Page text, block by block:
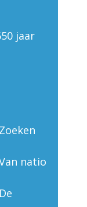
jaar
natio